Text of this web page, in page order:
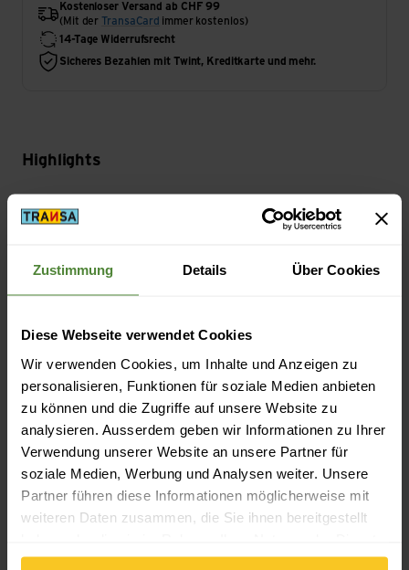
Zustimmung Details Über Cookies
Diese Webseite verwendet Cookies
Wir verwenden Cookies, um Inhalte und Anzeigen zu
personalisieren, Funktionen für soziale Medien anbieten
zu können und die Zugriffe auf unsere Website zu
analysieren. Ausserdem geben wir Informationen zu Ihrer
Verwendung unserer Website an unsere Partner für
soziale Medien, Werbung und Analysen weiter. Unsere
Partner führen diese Informationen möglicherweise mit
weiteren Daten zusammen, die Sie ihnen bereitgestellt
gesammelt haben.
Kostenloser Versand ab CHF 99
(Mit der
TransaCard immer kostenlos)
14-Tage Widerrufsrecht
Sicheres Bezahlen mit Twint, Kreditkarte und mehr.
Highlights
Aktivität
Länge: 6.5 cm
Beschreibung
Spezifikation